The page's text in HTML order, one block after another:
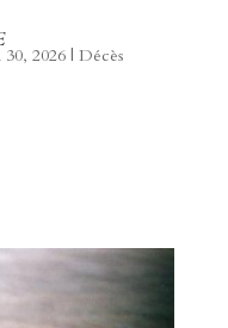
30, 2026| Décès